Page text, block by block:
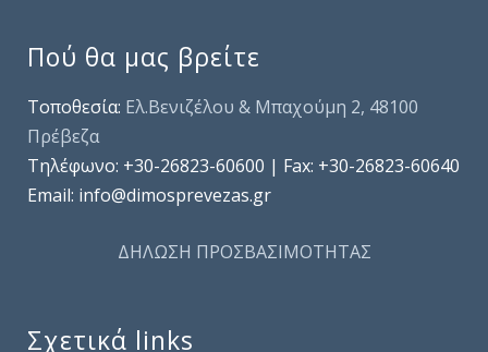
Πού θα μας βρείτε
Τοποθεσία: Ελ.Βενιζέλου & Μπαχούμη 2, 48100
Πρέβεζα
Τηλέφωνo: +30-26823-60600 | Fax: +30-26823-60640
Email: info@dimosprevezas.gr
ΔΗΛΩΣΗ ΠΡΟΣΒΑΣΙΜΟΤΗΤΑΣ
Σχετικά links